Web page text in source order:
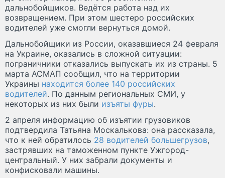
дальнобойщиков. Ведётся работа над их
возвращением. При этом шестеро российских
водителей уже смогли вернуться домой.
Дальнобойщики из России, оказавшиеся 24 февраля
на Украине, оказались в сложной ситуации:
пограничники отказались выпускать их из страны. 5
марта АСМАП сообщил, что на территории
Украины находится более 140 российских
водителей. По данным региональных СМИ, у
некоторых из них были изъяты фуры.
2 апреля информацию об изъятии грузовиков
подтвердила Татьяна Москалькова: она рассказала,
что к ней обратилось 28 водителей большегрузов,
застрявших на таможенном пункте Ужгород-
центральный. У них забрали документы и
конфисковали машины.